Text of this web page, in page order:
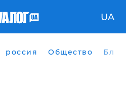
UA
россия Общество